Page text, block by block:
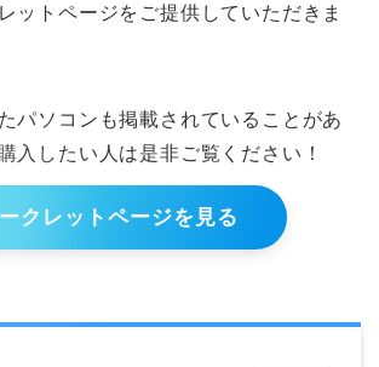
ットページをご提供していただきま
パソコンも掲載されていることがあ
入したい人は是非ご覧ください！
クレットページを見る